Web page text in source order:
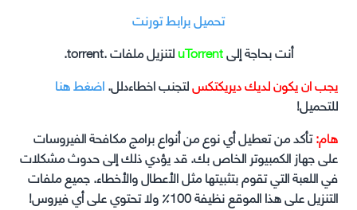
تحميل برابط تورنت
أنت بحاجة إلىuTorrentلتنزيل ملفات .torrent.
يجب ان يكون لديك ديريكتكسلتجنب اخطاءدلل.اضغط هنا
للتحميل!
هام:تأكد من تعطيل أي نوع من أنواع برامج مكافحة الفيروسات
على جهاز الكمبيوتر الخاص بك. قد يؤدي ذلك إلى حدوث مشكلات
في اللعبة التي تقوم بتثبيتها مثل الأعطال والأخطاء. جميع ملفات
التنزيل على هذا الموقع نظيفة 100٪ ولا تحتوي على أي فيروس!